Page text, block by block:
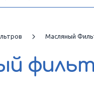
Масляный